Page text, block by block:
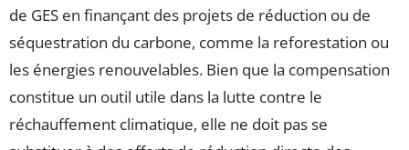
de GES en finançant des projets de réduction ou de
séquestration du carbone, comme la reforestation ou
les énergies renouvelables. Bien que la compensation
constitue un outil utile dans la lutte contre le
réchauffement climatique, elle ne doit pas se